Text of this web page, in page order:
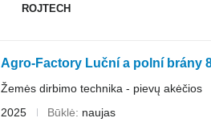
ROJTECH
Agro-Factory Luční a polní brány
Žemės dirbimo technika - pievų akėčios
2025
Būklė
naujas